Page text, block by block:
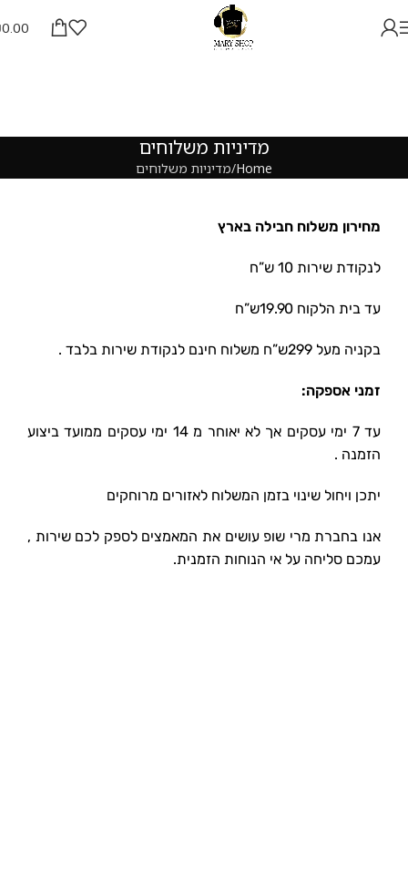
0.00
מדיניות משלוחים
Home מדיניות משלוחים
מחירון משלוח חבילה בארץ
לנקודת שירות 10 ש”ח
עד בית הלקוח 19.90ש”ח
בקניה מעל 299ש”ח משלוח חינם לנקודת שירות בלבד .
זמני אספקה:
עד 7 ימי עסקים אך לא יאוחר מ 14 ימי עסקים ממועד ביצוע
הזמנה .
יתכן ויחול שינוי בזמן המשלוח לאזורים מרוחקים
אנו בחברת מרי שופ עושים את המאמצים לספק לכם שירות ,
עמכם סליחה על אי הנוחות הזמנית.